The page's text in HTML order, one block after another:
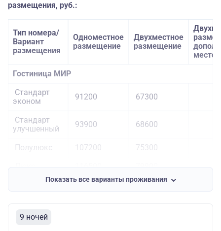
размещения, руб.:
Тип номера/
Вариант
размещения
Одноместное
размещение
Двухместное
размещение
место
Гостиница МИР
Стандарт
эконом
91200 67300
Стандарт
улучшенный
93900 68600
Полулюкс 107200
75300
Примечание: без завтрака, возможен заказ
Стандарт
Показать все варианты проживания
9 ночей